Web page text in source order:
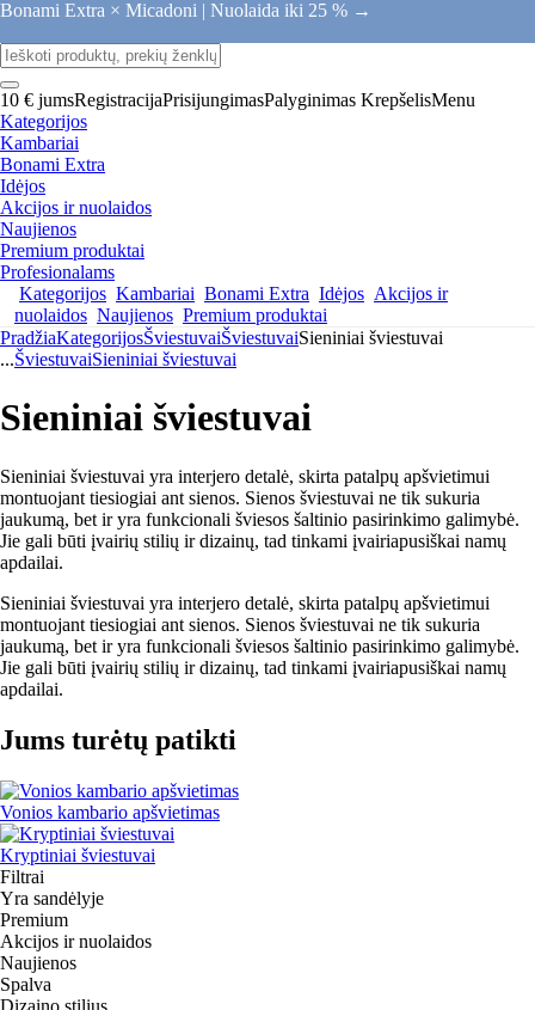
Bonami Extra × Micadoni | Nuolaida iki 25 % →
10 € jumsRegistracijaPrisijungimasPalyginimas KrepšelisMenu
Kategorijos
Kambariai
Bonami Extra
Idėjos
Akcijos ir nuolaidos
Naujienos
Premium produktai
Profesionalams
Kategorijos Kambariai Bonami Extra Idėjos Akcijos ir
nuolaidos Naujienos Premium produktai
PradžiaKategorijosŠviestuvaiŠviestuvaiSieniniai šviestuvai
...ŠviestuvaiSieniniai šviestuvai
Sieniniai šviestuvai
Sieniniai šviestuvai yra interjero detalė, skirta patalpų apšvietimui
montuojant tiesiogiai ant sienos. Sienos šviestuvai ne tik sukuria
jaukumą, bet ir yra funkcionali šviesos šaltinio pasirinkimo galimybė.
Jie gali būti įvairių stilių ir dizainų, tad tinkami įvairiapusiškai namų
apdailai.
Sieniniai šviestuvai yra interjero detalė, skirta patalpų apšvietimui
montuojant tiesiogiai ant sienos. Sienos šviestuvai ne tik sukuria
jaukumą, bet ir yra funkcionali šviesos šaltinio pasirinkimo galimybė.
Jie gali būti įvairių stilių ir dizainų, tad tinkami įvairiapusiškai namų
apdailai.
Jums turėtų patikti
Vonios kambario apšvietimas
Kryptiniai šviestuvai
Filtrai
Yra sandėlyje
Premium
Akcijos ir nuolaidos
Naujienos
Spalva
Dizaino stilius